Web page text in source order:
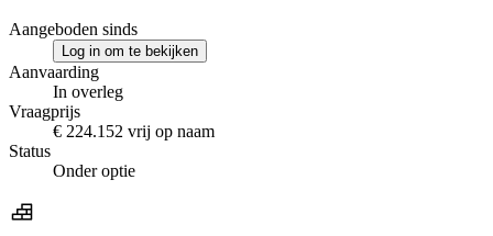
Aangeboden sinds
Log in om te bekijken
Aanvaarding
In overleg
Vraagprijs
€ 224.152 vrij op naam
Status
Onder optie